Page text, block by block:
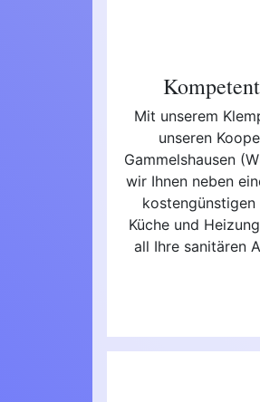
Mit unserem
unseren
Gammelshausen
wir Ihnen neben
kostengünstigen
Küche und
all Ihre sanitären